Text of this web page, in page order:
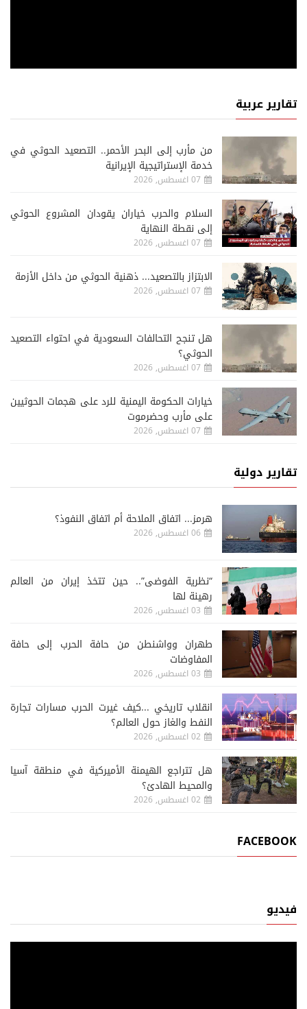
تقارير عربية
من مأرب إلى البحر الأحمر.. التصعيد الحوثي في
خدمة الإستراتيجية الإيرانية
07 اغسطس, 2026
السلام والحرب خياران يقودان المشروع الحوثي
إلى نقطة النهاية
07 اغسطس, 2026
الابتزاز بالتصعيد... ذهنية الحوثي من داخل الأزمة
07 اغسطس, 2026
هل تنجح التحالفات السعودية في احتواء التصعيد
الحوثي؟
07 اغسطس, 2026
خيارات الحكومة اليمنية للرد على هجمات الحوثيين
على مأرب وحضرموت
07 اغسطس, 2026
تقارير دولية
هرمز... اتفاق الملاحة أم اتفاق النفوذ؟
06 اغسطس, 2026
“نظرية الفوضى”.. حين تتخذ إيران من العالم
رهينة لها
03 اغسطس, 2026
طهران وواشنطن من حافة الحرب إلى حافة
المفاوضات
03 اغسطس, 2026
انقلاب تاريخي ...كيف غيرت الحرب مسارات تجارة
النفط والغاز حول العالم؟
02 اغسطس, 2026
هل تتراجع الهيمنة الأميركية في منطقة آسيا
والمحيط الهادئ؟
02 اغسطس, 2026
FACEBOOK
فيديو